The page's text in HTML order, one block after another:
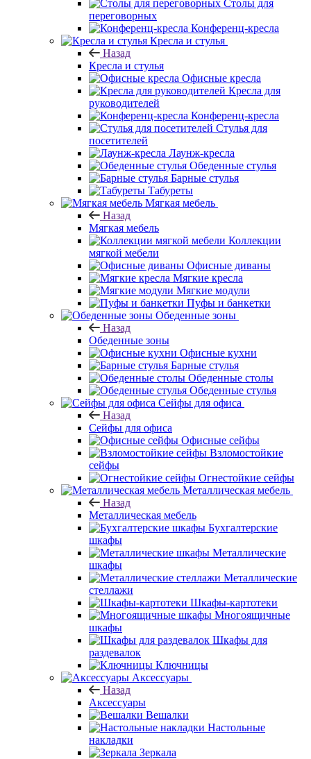
Столы для
переговорных
Конференц-кресла
Кресла и стулья
Назад
Кресла и стулья
Офисные кресла
Кресла для
руководителей
Конференц-кресла
Стулья для
посетителей
Лаунж-кресла
Обеденные стулья
Барные стулья
Табуреты
Мягкая мебель
Назад
Мягкая мебель
Коллекции
мягкой мебели
Офисные диваны
Мягкие кресла
Мягкие модули
Пуфы и банкетки
Обеденные зоны
Назад
Обеденные зоны
Офисные кухни
Барные стулья
Обеденные столы
Обеденные стулья
Сейфы для офиса
Назад
Сейфы для офиса
Офисные сейфы
Взломостойкие
сейфы
Огнестойкие сейфы
Металлическая мебель
Назад
Металлическая мебель
Бухгалтерские
шкафы
Металлические
шкафы
Металлические
стеллажи
Шкафы-картотеки
Многоящичные
шкафы
Шкафы для
раздевалок
Ключницы
Аксессуары
Назад
Аксессуары
Вешалки
Настольные
накладки
Зеркала